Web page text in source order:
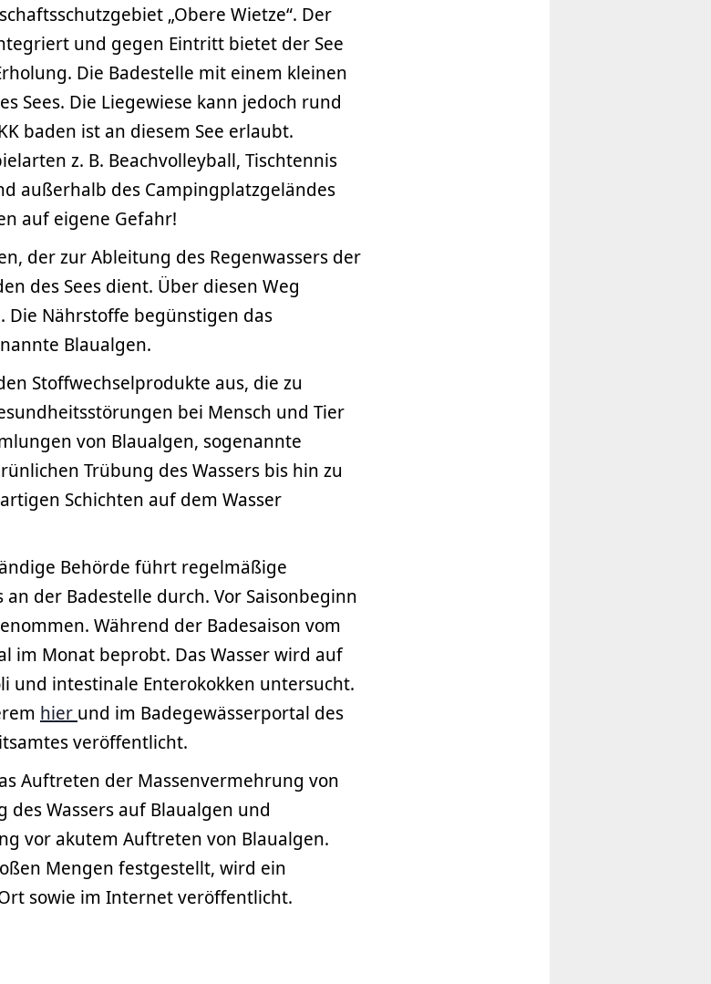
„Obere Wietze“. Der
und gegen Eintritt bietet der See
Die Badestelle mit einem kleinen
Sees. Die Liegewiese kann jedoch rund
baden ist an diesem See erlaubt.
z. B. Beachvolleyball, Tischtennis
außerhalb des Campingplatzgeländes
auf eigene Gefahr!
der zur Ableitung des Regenwassers der
des Sees dient. Über diesen Weg
Die Nährstoffe begünstigen das
Blaualgen.
Stoffwechselprodukte aus, die zu
bei Mensch und Tier
von Blaualgen, sogenannte
Trübung des Wassers bis hin zu
Schichten auf dem Wasser
Behörde führt regelmäßige
der Badestelle durch. Vor Saisonbeginn
Während der Badesaison vom
im Monat beprobt. Das Wasser wird auf
und intestinale Enterokokken untersucht.
hier und im Badegewässerportal des
veröffentlicht.
Auftreten der Massenvermehrung von
Wassers auf Blaualgen und
vor akutem Auftreten von Blaualgen.
Mengen festgestellt, wird ein
sowie im Internet veröffentlicht.